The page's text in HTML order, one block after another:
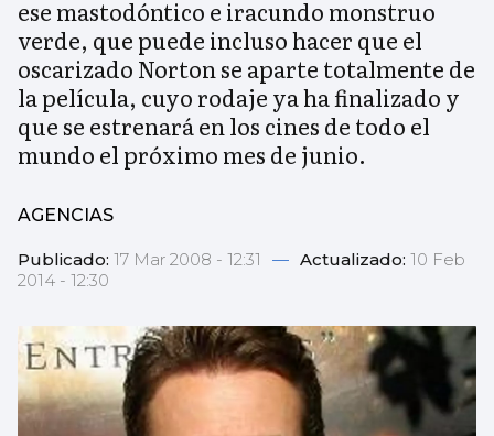
ese mastodóntico e iracundo monstruo
verde, que puede incluso hacer que el
oscarizado Norton se aparte totalmente de
la película, cuyo rodaje ya ha finalizado y
que se estrenará en los cines de todo el
mundo el próximo mes de junio.
AGENCIAS
Publicado: 17 Mar 2008 - 12:31 — Actualizado: 10 Feb
2014 - 12:30